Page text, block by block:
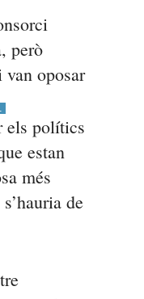
però
oposar
els polítics
estan
més
de